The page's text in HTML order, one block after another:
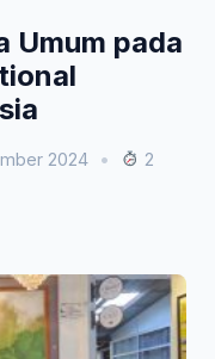
Umum pada
2024 •
2